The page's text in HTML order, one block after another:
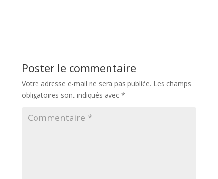
Poster le commentaire
Votre adresse e-mail ne sera pas publiée. Les champs
obligatoires sont indiqués avec *